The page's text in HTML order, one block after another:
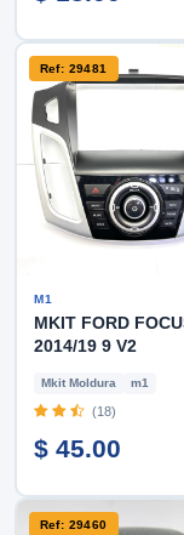
Ref: 29481
M1
MKIT FORD
2014/19 9 V2
Mkit Moldura m1
(18)
$ 45.00
Ref: 29460